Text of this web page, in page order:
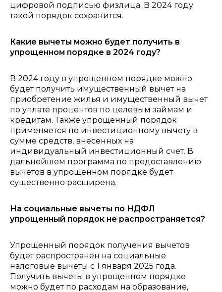
цифровой подписью физлица. В 2024 году
такой порядок сохранится.
Какие вычеты можно будет получить в
упрощенном порядке в 2024 году?
В 2024 году в упрощенном порядке можно
будет получить имущественный вычет на
приобретение жилья и имущественный вычет
по уплате процентов по целевым займам и
кредитам. Также упрощенный порядок
применяется по инвестиционному вычету в
сумме средств, внесенных на
индивидуальный инвестиционный счет. В
дальнейшем программа по предоставлению
вычетов в упрощенном порядке будет
существенно расширена.
На социальные вычеты по НДФЛ
упрощенный порядок не распространяется?
Упрощенный порядок получения вычетов
будет распространен на социальные
налоговые вычеты с 1 января 2025 года.
Получить вычеты в упрощенном порядке
можно будет по расходам на образование,